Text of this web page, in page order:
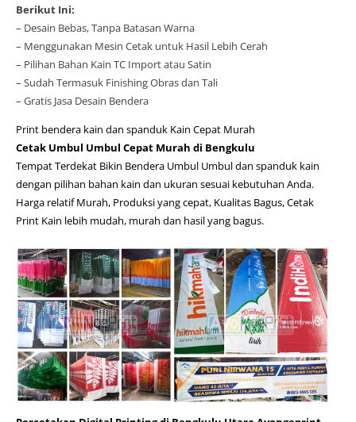
Berikut Ini:
– Desain Bebas, Tanpa Batasan Warna
– Menggunakan Mesin Cetak untuk Hasil Lebih Cerah
– Pilihan Bahan Kain TC Import atau Satin
– Sudah Termasuk Finishing Obras dan Tali
– Gratis Jasa Desain Bendera
Print bendera kain dan spanduk Kain Cepat Murah
Cetak Umbul Umbul Cepat Murah di Bengkulu
Tempat Terdekat Bikin Bendera Umbul Umbul dan spanduk kain
dengan pilihan bahan kain dan ukuran sesuai kebutuhan Anda.
Harga relatif Murah, Produksi yang cepat, Kualitas Bagus, Cetak
Print Kain lebih mudah, murah dan hasil yang bagus.